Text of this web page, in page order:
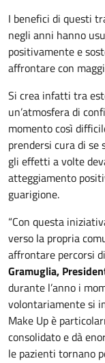
I benefici di questi
negli anni hanno
positivamente e
affrontare con
Si crea infatti tra
un’atmosfera di
momento così
prendersi cura di se
gli effetti a volte
atteggiamento
guarigione.
“Con questa
verso la propria
affrontare percorsi
Gramuglia,
durante l’anno i
volontariamente si
Make Up è
consolidato e dà
le pazienti tornano